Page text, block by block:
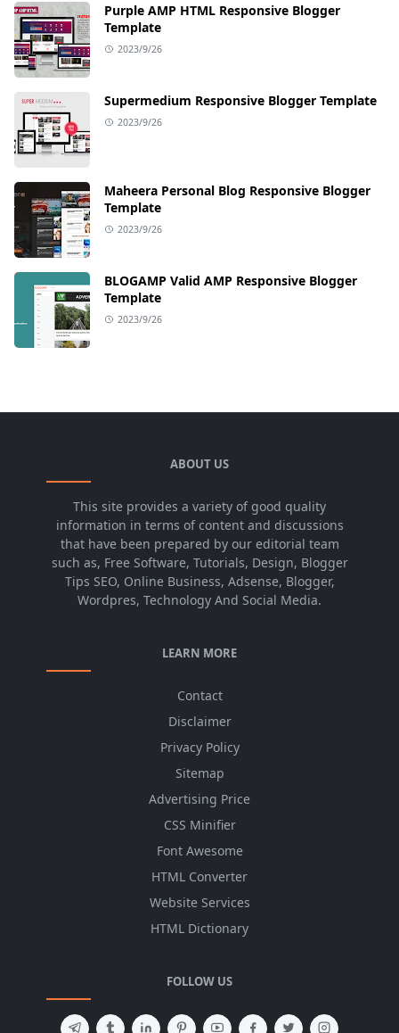
Purple AMP HTML Responsive Blogger
Template
2023/9/26
Supermedium Responsive Blogger Template
2023/9/26
Maheera Personal Blog Responsive Blogger
Template
2023/9/26
BLOGAMP Valid AMP Responsive Blogger
Template
2023/9/26
ABOUT US
This site provides a variety of good quality
information in terms of content and discussions
that have been prepared by our editorial team
such as, Free Software, Tutorials, Design, Blogger
Tips SEO, Online Business, Adsense, Blogger,
Wordpres, Technology And Social Media.
LEARN MORE
Contact
Disclaimer
Privacy Policy
Sitemap
Advertising Price
CSS Minifier
Font Awesome
HTML Converter
Website Services
HTML Dictionary
FOLLOW US